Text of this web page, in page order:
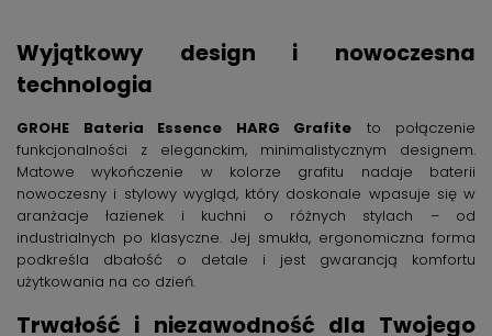
Wyjątkowy design i nowoczesna
technologia
GROHE Bateria Essence HARG Grafite to połączenie
funkcjonalności z eleganckim, minimalistycznym designem.
Matowe wykończenie w kolorze grafitu nadaje baterii
nowoczesny i stylowy wygląd, który doskonale wpasuje się w
aranżacje łazienek i kuchni o różnych stylach – od
industrialnych po klasyczne. Jej smukła, ergonomiczna forma
podkreśla dbałość o detale i jest gwarancją komfortu
użytkowania na co dzień.
Trwałość i niezawodność dla Twojego